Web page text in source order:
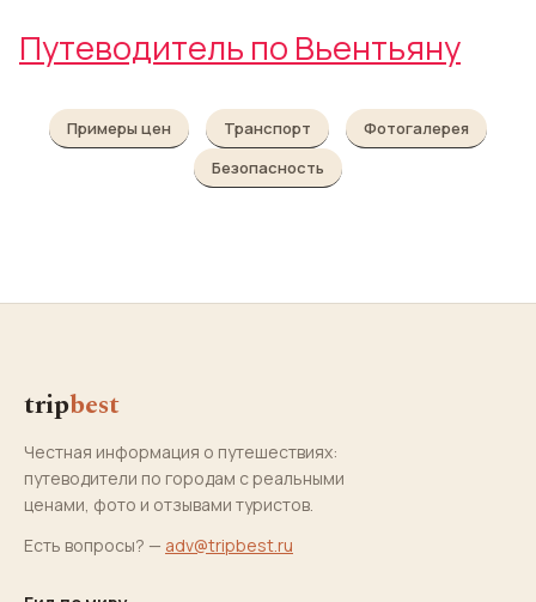
Путеводитель по Вьентьяну
Примеры цен Транспорт
Фотогалерея
Безопасность
tripbest
Честная информация о путешествиях:
путеводители по городам с реальными
ценами, фото и отзывами туристов.
Есть вопросы? — adv@tripbest.ru